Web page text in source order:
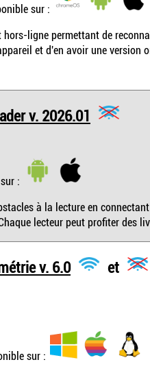
sur :
ligne permettant de
et d'en avoir une version
v. 2026.01
:
à la lecture en
lecteur peut profiter des
v. 6.0 et
sur :